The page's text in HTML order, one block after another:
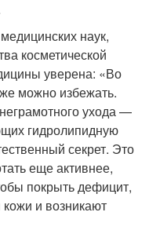
наук,
косметической
уверена: «Во
можно избежать.
ухода —
гидролипидную
секрет. Это
еще активнее,
покрыть дефицит,
и возникают